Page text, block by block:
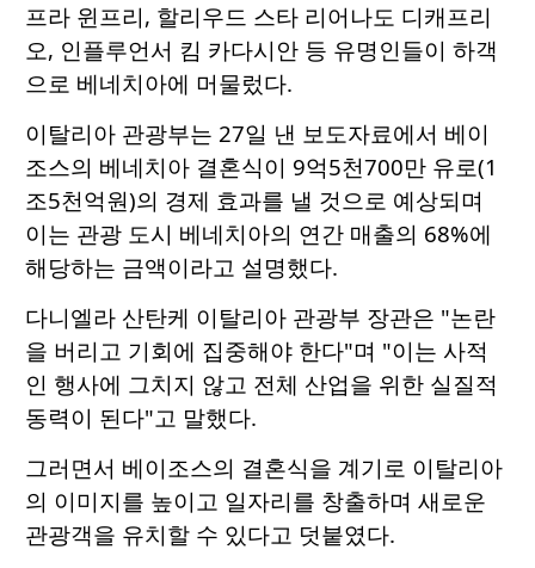
프라 윈프리, 할리우드 스타 리어나도 디캐프리
오, 인플루언서 킴 카다시안 등 유명인들이 하객
으로 베네치아에 머물렀다.
이탈리아 관광부는 27일 낸 보도자료에서 베이
조스의 베네치아 결혼식이 9억5천700만 유로(1
조5천억원)의 경제 효과를 낼 것으로 예상되며
이는 관광 도시 베네치아의 연간 매출의 68%에
해당하는 금액이라고 설명했다.
다니엘라 산탄케 이탈리아 관광부 장관은 "논란
을 버리고 기회에 집중해야 한다"며 "이는 사적
인 행사에 그치지 않고 전체 산업을 위한 실질적
동력이 된다"고 말했다.
그러면서 베이조스의 결혼식을 계기로 이탈리아
의 이미지를 높이고 일자리를 창출하며 새로운
관광객을 유치할 수 있다고 덧붙였다.